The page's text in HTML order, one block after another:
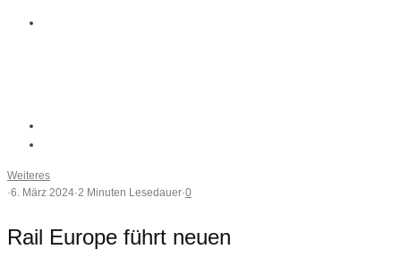
Weiteres
·6. März 2024·2 Minuten Lesedauer·0
Rail Europe führt neuen